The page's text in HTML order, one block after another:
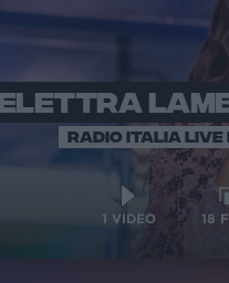
RADIO ITALIA LIVE
1 VIDEO 18